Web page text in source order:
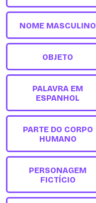
NOME MASCULINO
OBJETO
PALAVRA EM
ESPANHOL
PARTE DO CORPO
HUMANO
PERSONAGEM
FICTÍCIO